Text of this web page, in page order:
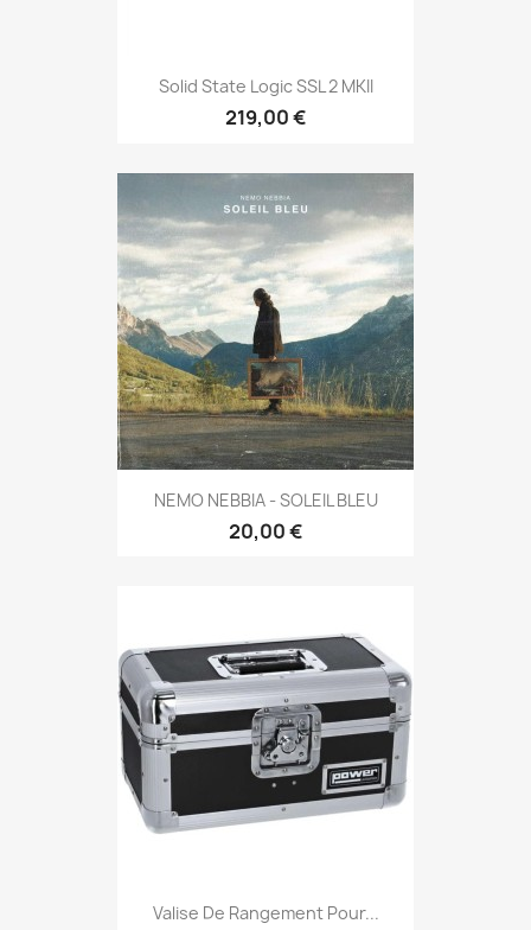
Solid State Logic SSL 2 MKII
219,00 €
NEMO NEBBIA - SOLEIL BLEU
20,00 €
Valise De Rangement Pour...